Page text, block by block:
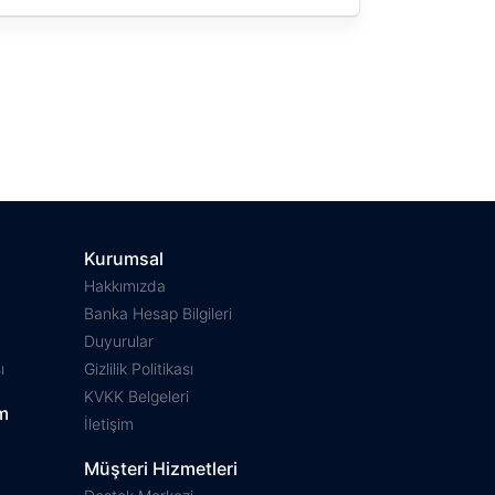
Kurumsal
Hakkımızda
Banka Hesap Bilgileri
Duyurular
Gizlilik Politikası
KVKK Belgeleri
İletişim
Müşteri Hizmetleri